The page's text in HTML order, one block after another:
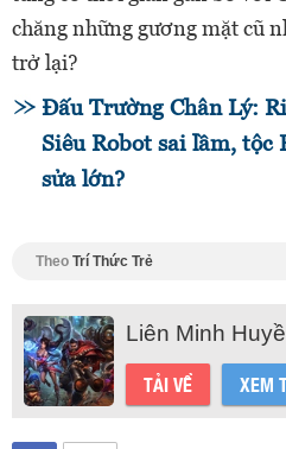
chăng những gương mặt cũ
trở lại?
Đấu Trường Chân Lý:
Siêu Robot sai lầm, tộc
sửa lớn?
Theo Trí Thức Trẻ
Liên Minh
TẢI VỀ XEM